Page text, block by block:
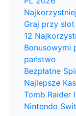
Graj przy slot
12
Bonusowymi
państwo
Bezpłatne
Najlepsze
Tomb Raider
Nintendo